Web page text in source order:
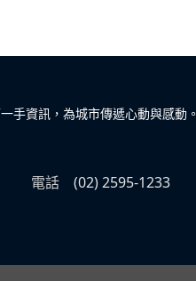
手資訊，為城市傳遞心動與感動。
電話 (02) 2595-1233